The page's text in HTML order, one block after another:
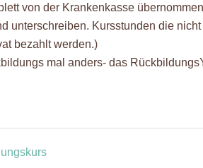
von der Krankenkasse
unterschreiben. Kursstunden die
bezahlt werden.)
mal anders- das